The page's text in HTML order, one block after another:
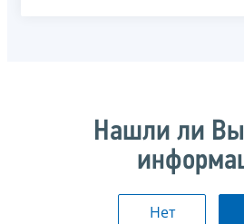
Нашли ли
Нет